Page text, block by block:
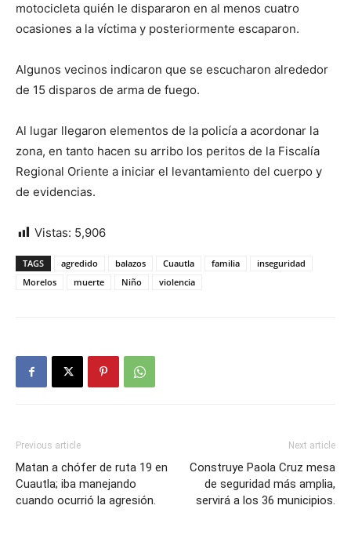
motocicleta quién le dispararon en al menos cuatro
ocasiones a la víctima y posteriormente escaparon.
Algunos vecinos indicaron que se escucharon alrededor
de 15 disparos de arma de fuego.
Al lugar llegaron elementos de la policía a acordonar la
zona, en tanto hacen su arribo los peritos de la Fiscalía
Regional Oriente a iniciar el levantamiento del cuerpo y
de evidencias.
Vistas: 5,906
TAGS agredido balazos Cuautla familia
inseguridad
Morelos
muerte Niño violencia
Previous article
Matan a chófer de ruta 19 en
Cuautla; iba manejando
cuando ocurrió la agresión.
Next article
Construye Paola Cruz mesa
de seguridad más amplia,
servirá a los 36 municipios.